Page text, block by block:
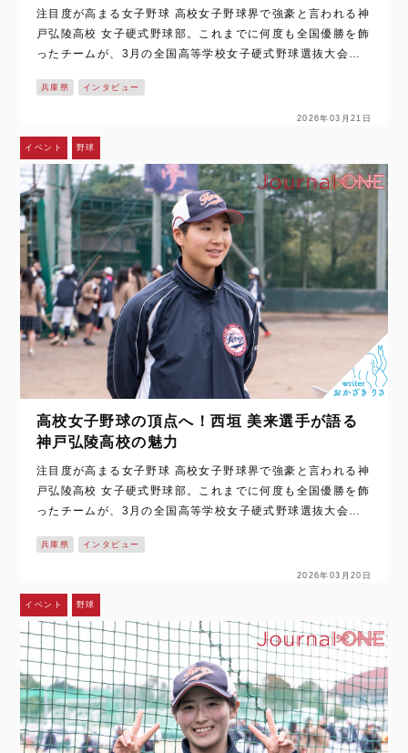
注目度が高まる女子野球 高校女子野球界で強豪と言われる神
戸弘陵高校 女子硬式野球部。これまでに何度も全国優勝を飾
ったチームが、3月の全国高等学校女子硬式野球選抜大会に
て支えるのは福田 稟選…
兵庫県 インタビュー
2026年03月21日
イベント 野球
高校女子野球の頂点へ！西垣 美来選手が語る
神戸弘陵高校の魅力
注目度が高まる女子野球 高校女子野球界で強豪と言われる神
戸弘陵高校 女子硬式野球部。これまでに何度も全国優勝を飾
ったチームが、3月の全国高等学校女子硬式野球選抜大会に
て支えるのは西垣 美来…
兵庫県 インタビュー
2026年03月20日
イベント 野球